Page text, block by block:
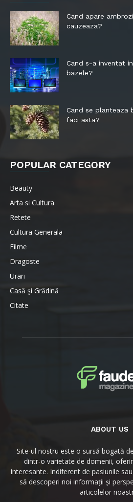
Cand apare
cauzeaza?
Cand s-a inventat
bazele?
Cand se planteaza
faci asta?
POPULAR CATEGORY
Beauty
Arta si Cultura
Retete
Cultura Generala
Filme
Dragoste
Urari
Casă şi Grădină
Citate
ABOUT US
Site-ul nostru este o sursă bogată
dintr-o varietate de domenii,
interesante. Indiferent de pasiunile
să descoperi noi informații și
articolelor